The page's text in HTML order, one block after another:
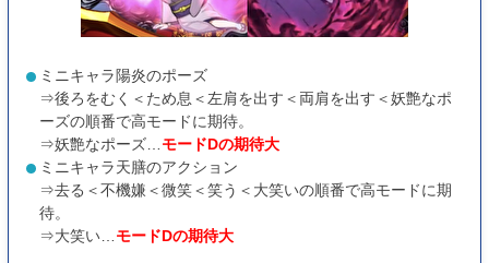
ミニキャラ陽炎のポーズ
⇒後ろをむく＜ため息＜左肩を出す＜両肩を出す＜妖艶なポ
ーズの順番で高モードに期待。
⇒妖艶なポーズ… モードDの期待大
ミニキャラ天膳のアクション
⇒去る＜不機嫌＜微笑＜笑う＜大笑いの順番で高モードに期
待。
⇒大笑い… モードDの期待大